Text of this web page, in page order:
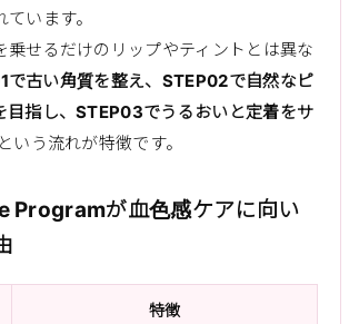
います。
乗せるだけのリップやティントとは異な
で古い角質を整え、STEP02で自然なピ
目指し、STEP03でうるおいと定着をサ
という流れが特徴です。
Programが血色感ケアに向い
特徴